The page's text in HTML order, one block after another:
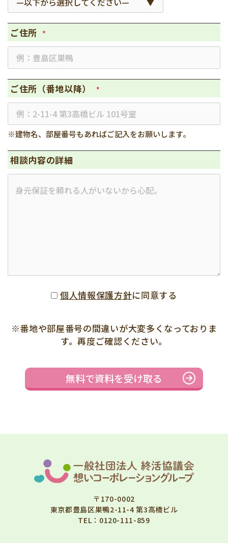
ご住所 *
ご住所（番地以降） *
※建物名、部屋番号もあればご記入をお願いします。
相談内容の詳細
個人情報保護方針に同意する
※番地や部屋番号の間違いが大変多くなっておりま
す。再度ご確認ください。
〒170-0002
東京都豊島区巣鴨2-11-4 第3高橋ビル
TEL： 0120-111-859